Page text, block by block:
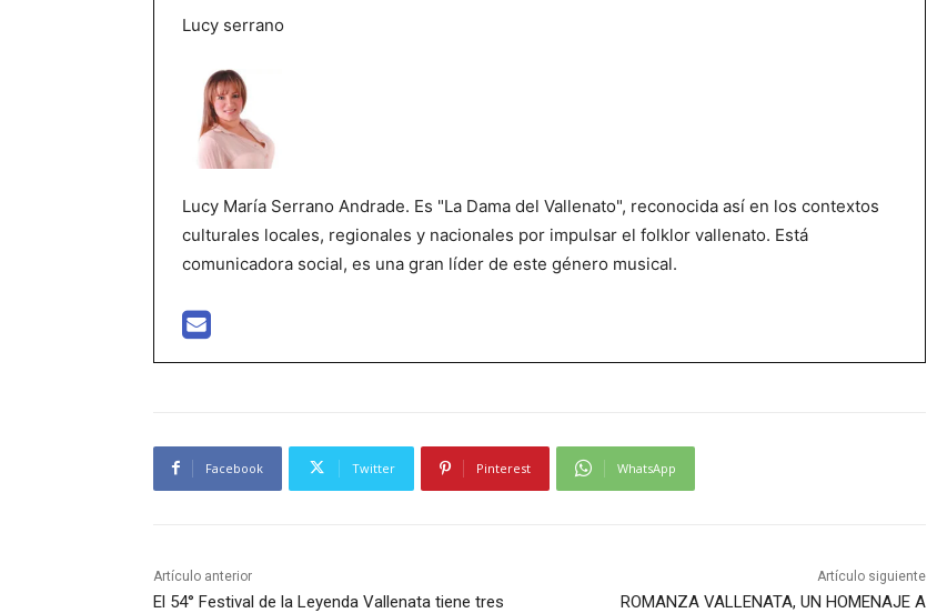
Lucy serrano
Lucy María Serrano Andrade. Es "La Dama del Vallenato", reconocida así en los contextos
culturales locales, regionales y nacionales por impulsar el folklor vallenato. Está
comunicadora social, es una gran líder de este género musical.
Facebook Twitter Pinterest WhatsApp
Artículo anterior
El 54° Festival de la Leyenda Vallenata tiene tres
Artículo siguiente
ROMANZA VALLENATA, UN HOMENAJE A